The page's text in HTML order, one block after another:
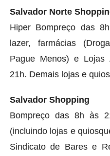
Salvador Norte
Hiper Bompreço das
lazer, farmácias
Pague Menos) e Lojas
21h. Demais lojas e
Salvador Shopping
Bompreço das 8h às
(incluindo lojas e
Sindicato de Bares e